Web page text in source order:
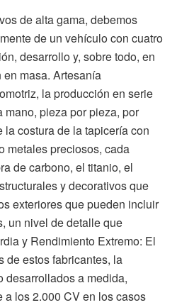
de alta gama, debemos
de un vehículo con cuatro
desarrollo y, sobre todo, en
masa. Artesanía
la producción en serie
pieza por pieza, por
costura de la tapicería con
metales preciosos, cada
de carbono, el titanio, el
y decorativos que
exteriores que pueden incluir
un nivel de detalle que
y Rendimiento Extremo: El
de estos fabricantes, la
desarrollados a medida,
los 2.000 CV en los casos